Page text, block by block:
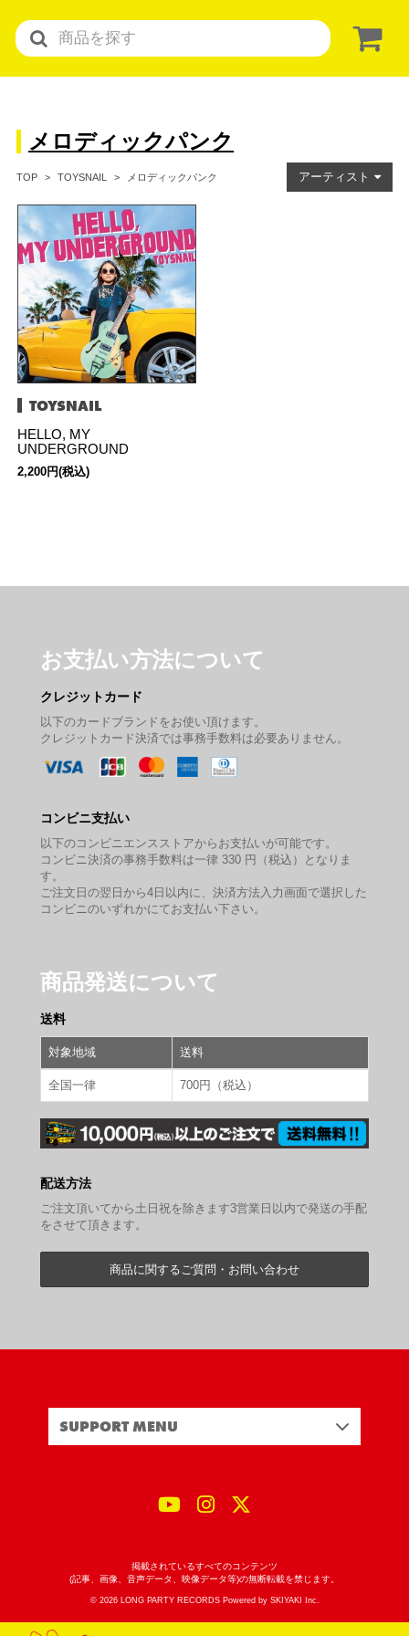
メロディックパンク
TOP TOYSNAIL メロディックパンク アーティスト
TOYSNAIL
HELLO, MY
UNDERGROUND
2,200円(税込)
お支払い方法について
クレジットカード
以下のカードブランドをお使い頂けます。
クレジットカード決済では事務手数料は必要ありません。
コンビニ支払い
以下のコンビニエンスストアからお支払いが可能です。
コンビニ決済の事務手数料は一律 330 円（税込）となりま
す。
ご注文日の翌日から4日以内に、決済方法入力画面で選択した
コンビニのいずれかにてお支払い下さい。
商品発送について
送料
対象地域 送料
全国一律 700円（税込）
配送方法
ご注文頂いてから土日祝を除きます3営業日以内で発送の手配
をさせて頂きます。
商品に関するご質問・お問い合わせ
SUPPORT MENU
掲載されているすべてのコンテンツ
(記事、画像、音声データ、映像データ等)の無断転載を禁じます。
© 2026 LONG PARTY RECORDS Powered by SKIYAKI Inc.